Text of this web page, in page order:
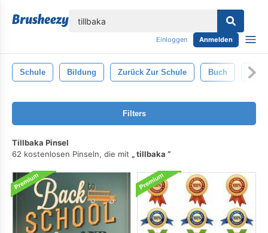
Einloggen Anmelden
Schule Bildung Zurück Zur Schule Buch
Filters
Tillbaka Pinsel
62 kostenlosen Pinseln, die mit
tillbaka